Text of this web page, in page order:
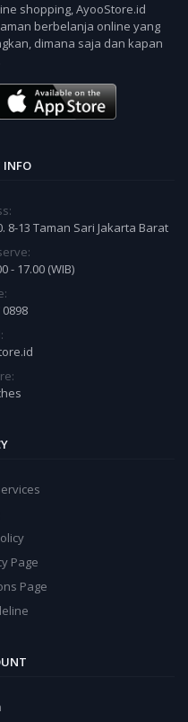
shopping, AyooStore.id
berbelanja online yang
dimana saja dan kapan
INFO
8-13 Taman Sari Jakarta Barat
- 17.00 (WIB)
0898
Page
Page